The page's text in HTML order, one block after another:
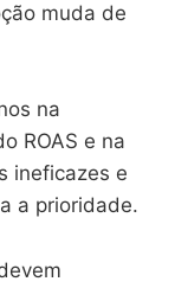
muda de
na
ROAS e na
ineficazes e
a prioridade.